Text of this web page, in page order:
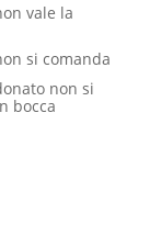
vale la
si comanda
non si
bocca